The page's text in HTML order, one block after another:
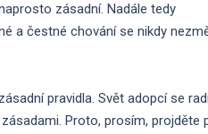
zásadní. Nadále tedy
a čestné chování se nikdy
pravidla. Svět adopcí se
Proto, prosím, projděte